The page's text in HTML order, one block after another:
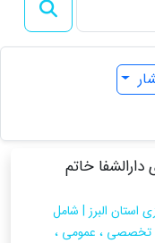
دارالشفا خاتم
استان البرز | شامل
، عمومی ،